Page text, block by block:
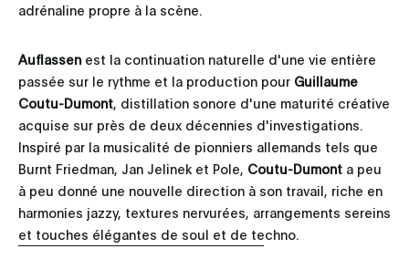
adrénaline propre à la scène.
Auflassen est la continuation naturelle d'une vie entière
passée sur le rythme et la production pour Guillaume
Coutu-Dumont, distillation sonore d'une maturité créative
acquise sur près de deux décennies d'investigations.
Inspiré par la musicalité de pionniers allemands tels que
Burnt Friedman, Jan Jelinek et Pole, Coutu-Dumont a peu
à peu donné une nouvelle direction à son travail, riche en
harmonies jazzy, textures nervurées, arrangements sereins
et touches élégantes de soul et de techno.